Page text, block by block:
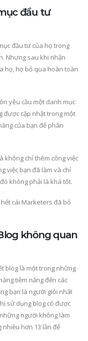
đầu tư
đầu tư của họ trong
Nhưng sau khi nhận
họ, họ bỏ qua hoàn toàn
yêu cầu một danh mục
được cập nhật trong một
của bạn để phân
không chỉ thêm công việc
việc bạn đã làm và chỉ
không phải là khá tốt.
cái Marketers đã bỏ
không quan
blog là một trong những
tiềm năng đến các
bạn là người giỏi nhất
sử dụng blog có được
người không làm
hơn 13 lần để